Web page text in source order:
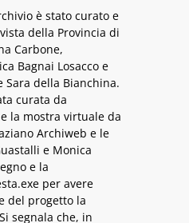
è stato curato e
della Provincia di
Carbone,
Bagnai Losacco e
della Bianchina.
curata da
la mostra virtuale da
Archiweb e le
e Monica
e la
per avere
del progetto la
segnala che, in